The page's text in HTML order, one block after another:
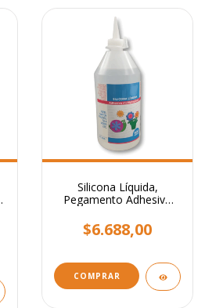
Silicona Líquida,
Pegamento Adhesivo
$6.688,00